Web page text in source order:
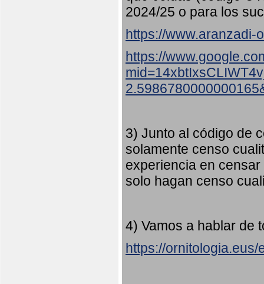
2024/25 o para los
https://www.aranzadi-
https://
3) Junto al código de
solamente censo
experiencia en
solo hagan censo
4) Vamos a hablar de
https://